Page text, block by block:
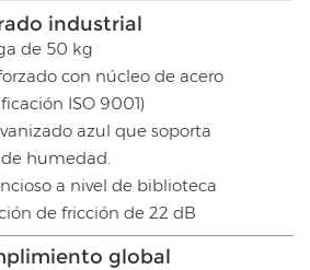
industrial
de 50 kg
con núcleo de acero
ISO 9001)
azul que soporta
humedad.
a nivel de biblioteca
de fricción de 22 dB
global